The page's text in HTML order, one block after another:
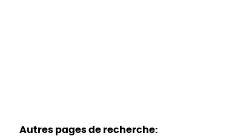
Autres pages de recherche: